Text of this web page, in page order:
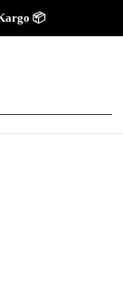
📦